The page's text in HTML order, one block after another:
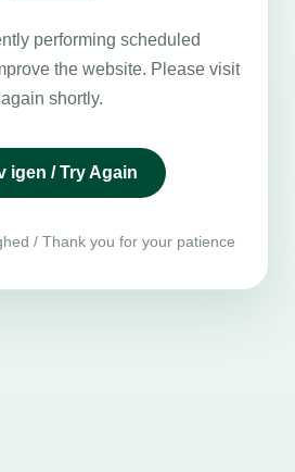
performing scheduled
the website. Please visit
again shortly.
igen / Try Again
/ Thank you for your patience